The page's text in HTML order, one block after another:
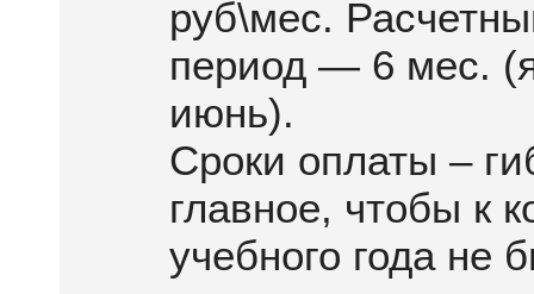
руб\мес.
период — 6 мес.
июнь).
Сроки оплаты –
главное, чтобы к
учебного года не